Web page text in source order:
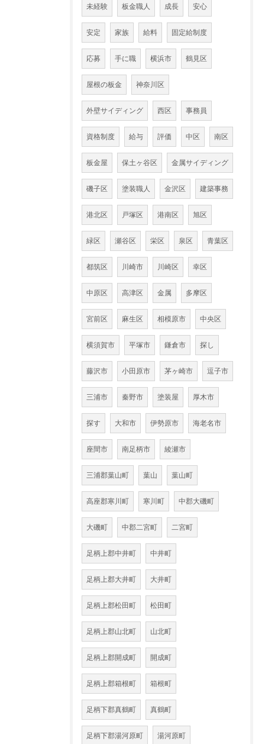
未経験 板金職人 成長 安心
安定 家族 給料 固定給制度
応募 手に職 横浜市 鶴見区
屋根の板金 神奈川区
外壁サイディング 西区 事務員
資格制度 給与 評価 中区 南区
板金屋 保土ヶ谷区 金属サイディング
磯子区 塗装職人 金沢区 建築事務
港北区 戸塚区 港南区 旭区
緑区 瀬谷区 栄区 泉区 青葉区
都筑区 川崎市 川崎区 幸区
中原区 高津区 金属 多摩区
宮前区 麻生区 相模原市 中央区
横須賀市 平塚市 鎌倉市 探し
藤沢市 小田原市 茅ヶ崎市 逗子市
三浦市 秦野市 塗装屋 厚木市
探す 大和市 伊勢原市 海老名市
座間市 南足柄市 綾瀬市
三浦郡葉山町 葉山 葉山町
高座郡寒川町 寒川町 中郡大磯町
大磯町 中郡二宮町 二宮町
足柄上郡中井町 中井町
足柄上郡大井町 大井町
足柄上郡松田町 松田町
足柄上郡山北町 山北町
足柄上郡開成町 開成町
足柄上郡箱根町 箱根町
足柄下郡真鶴町 真鶴町
足柄下郡湯河原町 湯河原町